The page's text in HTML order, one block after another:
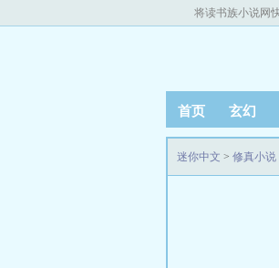
将读书族小说网
首页 玄幻
迷你中文 > 修真小说